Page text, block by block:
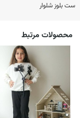
ست بلوز شلوار
محصولات مرتبط